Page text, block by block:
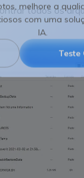
melhore a
com uma
IA.
Teste
todos os